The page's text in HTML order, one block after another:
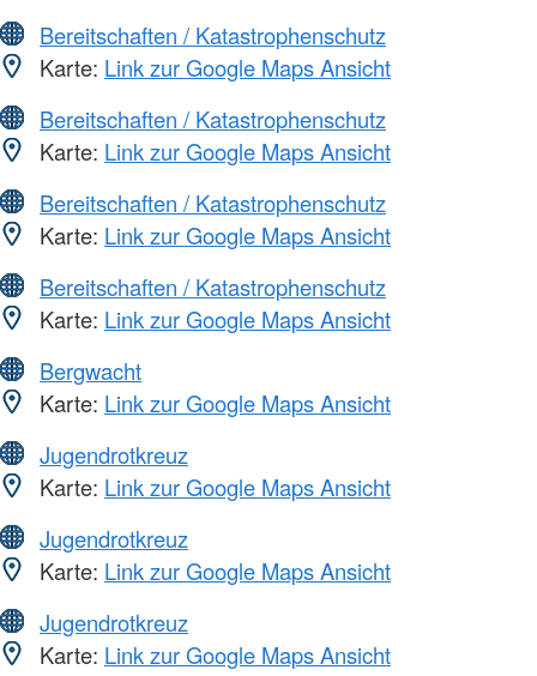
Bereitschaften / Katastrophenschutz
Karte: Link zur Google Maps Ansicht
Bereitschaften / Katastrophenschutz
Karte: Link zur Google Maps Ansicht
Bereitschaften / Katastrophenschutz
Karte: Link zur Google Maps Ansicht
Bereitschaften / Katastrophenschutz
Karte: Link zur Google Maps Ansicht
Bergwacht
Karte: Link zur Google Maps Ansicht
Jugendrotkreuz
Karte: Link zur Google Maps Ansicht
Jugendrotkreuz
Karte: Link zur Google Maps Ansicht
Jugendrotkreuz
Karte: Link zur Google Maps Ansicht